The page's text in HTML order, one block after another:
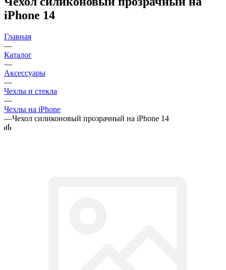
iPhone 14
Главная
—
Каталог
—
Аксессуары
—
Чехлы и стекла
—
Чехлы на iPhone
—Чехол силиконовый прозрачный на iPhone 14